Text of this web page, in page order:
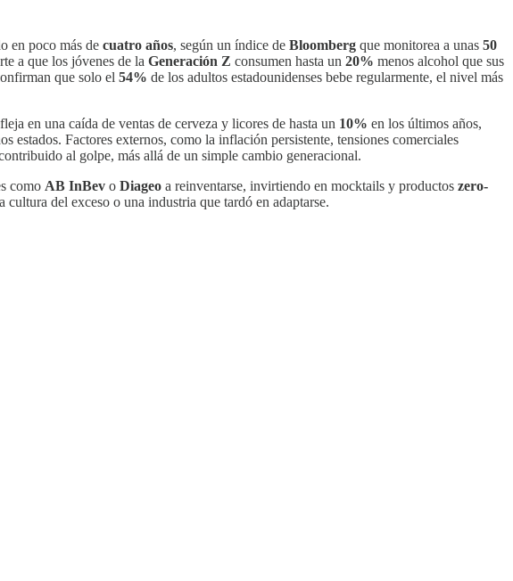
en poco más de cuatro años, según un índice de Bloomberg que monitorea a unas 50
a que los jóvenes de la Generación Z consumen hasta un 20% menos alcohol que sus
que solo el 54% de los adultos estadounidenses bebe regularmente, el nivel más
en una caída de ventas de cerveza y licores de hasta un 10% en los últimos años,
estados. Factores externos, como la inflación persistente, tensiones comerciales
al golpe, más allá de un simple cambio generacional.
como AB InBev o Diageo a reinventarse, invirtiendo en mocktails y productos zero-
del exceso o una industria que tardó en adaptarse.